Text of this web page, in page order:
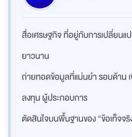
สื่อเศรษฐกิจ ที่อยู่กับการเปลี่ยนแ
ยาวนาน
ถ่ายทอดข้อมูลที่แม่นยำ รอบด้าน
ลงทุน ผู้ประกอบการ
ตัดสินใจบนพื้นฐานของ “ข้อเท็จจริ